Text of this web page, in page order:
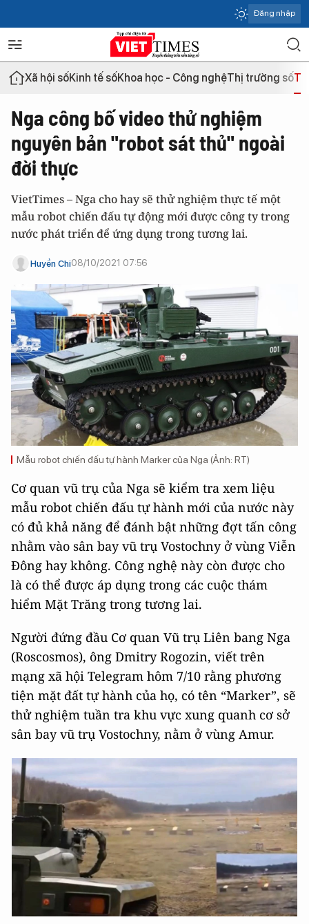
Đăng nhập
Xã hội sốKinh tế sốKhoa học - Công nghệThị trường số
Nga công bố video thử nghiệm
nguyên bản "robot sát thủ" ngoài
đời thực
VietTimes – Nga cho hay sẽ thử nghiệm thực tế một
mẫu robot chiến đấu tự động mới được công ty trong
nước phát triển để ứng dụng trong tương lai.
Huyền Chi08/10/2021 07:56
Mẫu robot chiến đấu tự hành Marker của Nga (Ảnh: RT)
Cơ quan vũ trụ của Nga sẽ kiểm tra xem liệu
mẫu robot chiến đấu tự hành mới của nước này
có đủ khả năng để đánh bật những đợt tấn công
nhằm vào sân bay vũ trụ Vostochny ở vùng Viễn
Đông hay không. Công nghệ này còn được cho
là có thể được áp dụng trong các cuộc thám
hiểm Mặt Trăng trong tương lai.
Người đứng đầu Cơ quan Vũ trụ Liên bang Nga
(Roscosmos), ông Dmitry Rogozin, viết trên
mạng xã hội Telegram hôm 7/10 rằng phương
tiện mặt đất tự hành của họ, có tên “Marker”, sẽ
thử nghiệm tuần tra khu vực xung quanh cơ sở
sân bay vũ trụ Vostochny, nằm ở vùng Amur.